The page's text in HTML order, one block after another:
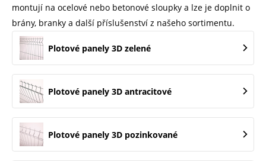
montují na ocelové nebo betonové sloupky a lze je doplnit o
brány, branky a další příslušenství z našeho sortimentu.
Plotové panely 3D zelené
Plotové panely 3D antracitové
Plotové panely 3D pozinkované